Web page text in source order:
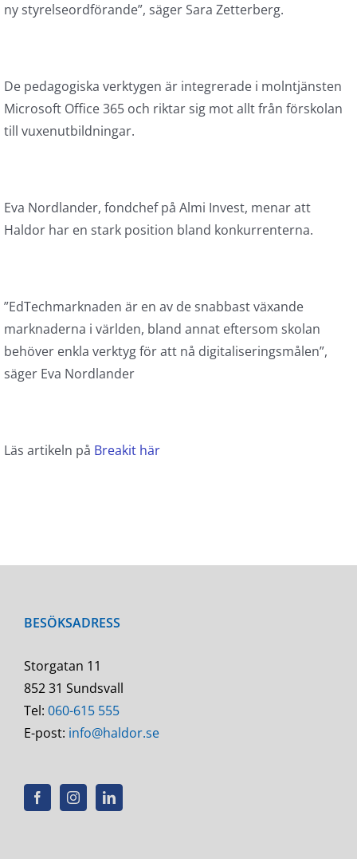
ny styrelseordförande”, säger Sara Zetterberg.
De pedagogiska verktygen är integrerade i molntjänsten
Microsoft Office 365 och riktar sig mot allt från förskolan
till vuxenutbildningar.
Eva Nordlander, fondchef på Almi Invest, menar att
Haldor har en stark position bland konkurrenterna.
”EdTechmarknaden är en av de snabbast växande
marknaderna i världen, bland annat eftersom skolan
behöver enkla verktyg för att nå digitaliseringsmålen”,
säger Eva Nordlander
Läs artikeln på Breakit här
BESÖKSADRESS
Storgatan 11
852 31 Sundsvall
Tel: 060-615 555
E-post: info@haldor.se